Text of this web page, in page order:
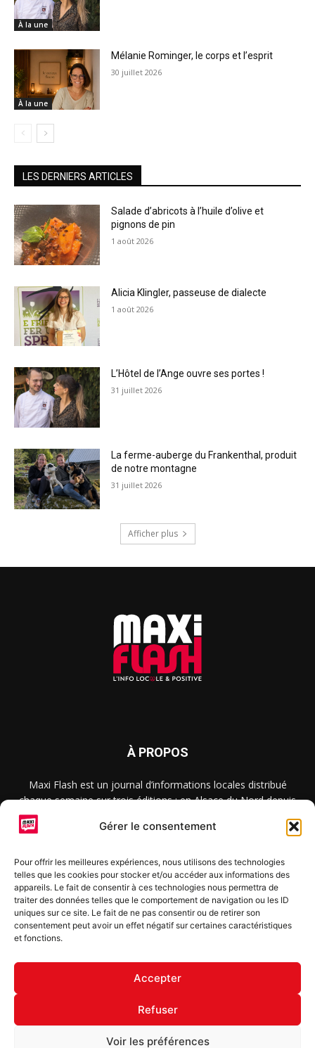
Gérer le consentement
Pour offrir les meilleures expériences, nous utilisons des technologies
telles que les cookies pour stocker et/ou accéder aux informations des
appareils. Le fait de consentir à ces technologies nous permettra de
traiter des données telles que le comportement de navigation ou les ID
uniques sur ce site. Le fait de ne pas consentir ou de retirer son
consentement peut avoir un effet négatif sur certaines caractéristiques
et fonctions.
Accepter
Refuser
Voir les préférences
À la une
À la une
Mélanie Rominger, le corps et l’esprit
30 juillet 2026
LES DERNIERS ARTICLES
Salade d’abricots à l’huile d’olive et
pignons de pin
1 août 2026
Alicia Klingler, passeuse de dialecte
1 août 2026
L’Hôtel de l’Ange ouvre ses portes !
31 juillet 2026
La ferme-auberge du Frankenthal, produit
de notre montagne
31 juillet 2026
Afficher plus
À PROPOS
Maxi Flash est un journal d’informations locales distribué
chaque semaine sur trois éditions : en Alsace du Nord depuis
2015, dans les secteurs d’Obernai-Molsheim-Erstein depuis
2022, et à Colmar, Vignoble et Plaine depuis 2023.
SUIVEZ-NOUS
S'inscrire à la newsletter
© Copyright © 2022 Maxi Flash